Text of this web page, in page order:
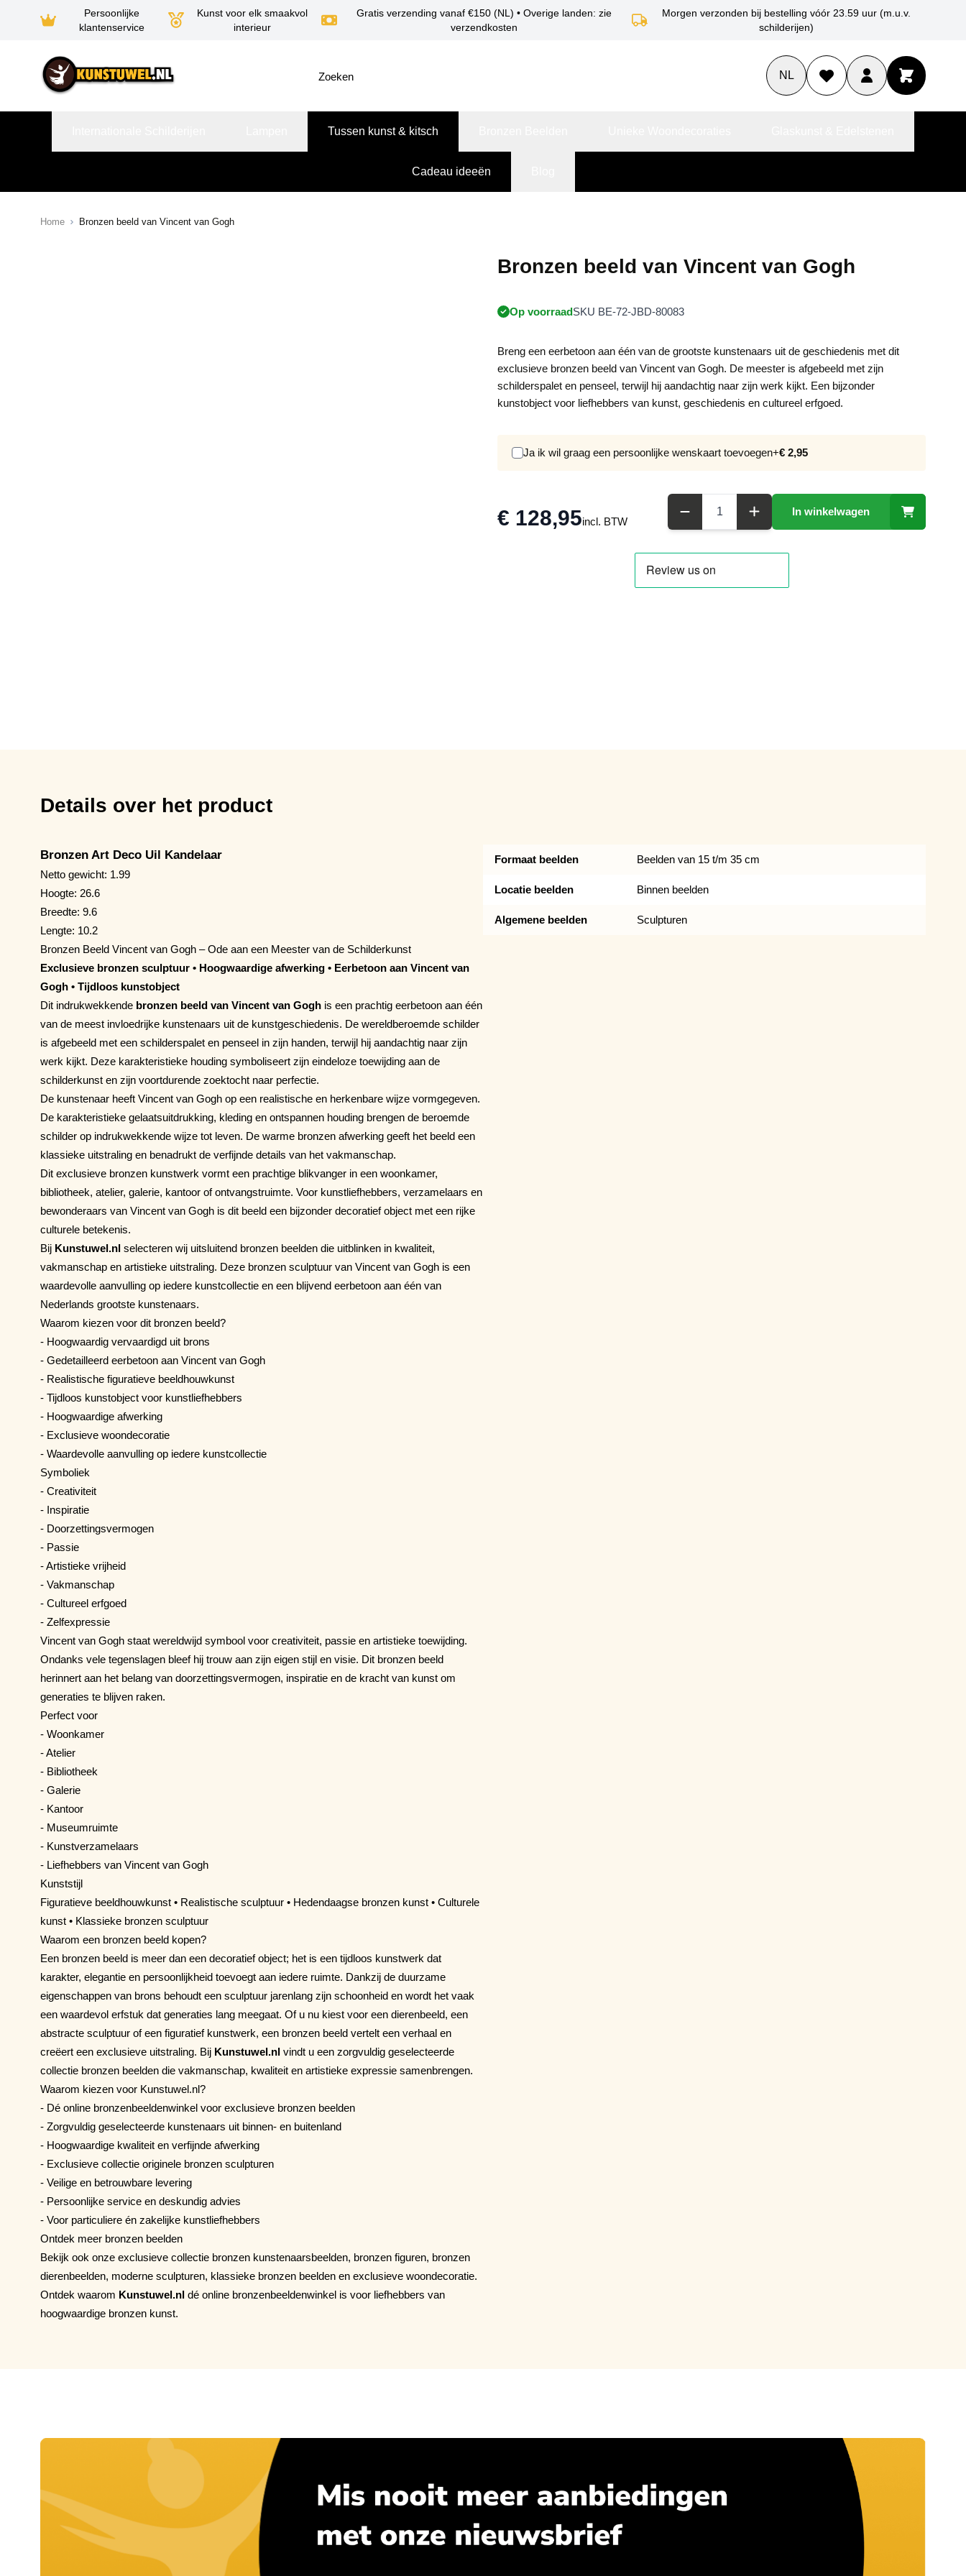
Persoonlijke
klantenservice
Kunst voor elk smaakvol
interieur
Gratis verzending vanaf €150 (NL) • Overige landen: zie
verzendkosten
Morgen verzonden bij bestelling vóór 23.59 uur (m.u.v.
schilderijen)
NL
Tussen kunst & kitsch
Cadeau ideeën
Home Bronzen beeld van Vincent van Gogh
Bronzen beeld van Vincent van Gogh
Op voorraadSKU BE-72-JBD-80083
Breng een eerbetoon aan één van de grootste kunstenaars uit de geschiedenis met dit
exclusieve bronzen beeld van Vincent van Gogh. De meester is afgebeeld met zijn
schilderspalet en penseel, terwijl hij aandachtig naar zijn werk kijkt. Een bijzonder
kunstobject voor liefhebbers van kunst, geschiedenis en cultureel erfgoed.
Ja ik wil graag een persoonlijke wenskaart toevoegen+€ 2,95
€ 128,95incl. BTW
In winkelwagen
Details over het product
Bronzen Art Deco Uil Kandelaar
Netto gewicht: 1.99
Hoogte: 26.6
Breedte: 9.6
Lengte: 10.2
Bronzen Beeld Vincent van Gogh – Ode aan een Meester van de Schilderkunst
Exclusieve bronzen sculptuur • Hoogwaardige afwerking • Eerbetoon aan Vincent van
Gogh • Tijdloos kunstobject
Dit indrukwekkende bronzen beeld van Vincent van Gogh is een prachtig eerbetoon aan één
van de meest invloedrijke kunstenaars uit de kunstgeschiedenis. De wereldberoemde schilder
is afgebeeld met een schilderspalet en penseel in zijn handen, terwijl hij aandachtig naar zijn
werk kijkt. Deze karakteristieke houding symboliseert zijn eindeloze toewijding aan de
schilderkunst en zijn voortdurende zoektocht naar perfectie.
De kunstenaar heeft Vincent van Gogh op een realistische en herkenbare wijze vormgegeven.
De karakteristieke gelaatsuitdrukking, kleding en ontspannen houding brengen de beroemde
schilder op indrukwekkende wijze tot leven. De warme bronzen afwerking geeft het beeld een
klassieke uitstraling en benadrukt de verfijnde details van het vakmanschap.
Dit exclusieve bronzen kunstwerk vormt een prachtige blikvanger in een woonkamer,
bibliotheek, atelier, galerie, kantoor of ontvangstruimte. Voor kunstliefhebbers, verzamelaars en
bewonderaars van Vincent van Gogh is dit beeld een bijzonder decoratief object met een rijke
culturele betekenis.
Bij Kunstuwel.nl selecteren wij uitsluitend bronzen beelden die uitblinken in kwaliteit,
vakmanschap en artistieke uitstraling. Deze bronzen sculptuur van Vincent van Gogh is een
waardevolle aanvulling op iedere kunstcollectie en een blijvend eerbetoon aan één van
Nederlands grootste kunstenaars.
Waarom kiezen voor dit bronzen beeld?
- Hoogwaardig vervaardigd uit brons
- Gedetailleerd eerbetoon aan Vincent van Gogh
- Realistische figuratieve beeldhouwkunst
- Tijdloos kunstobject voor kunstliefhebbers
- Hoogwaardige afwerking
- Exclusieve woondecoratie
- Waardevolle aanvulling op iedere kunstcollectie
Symboliek
- Creativiteit
- Inspiratie
- Doorzettingsvermogen
- Passie
- Artistieke vrijheid
- Vakmanschap
- Cultureel erfgoed
- Zelfexpressie
Vincent van Gogh staat wereldwijd symbool voor creativiteit, passie en artistieke toewijding.
Ondanks vele tegenslagen bleef hij trouw aan zijn eigen stijl en visie. Dit bronzen beeld
herinnert aan het belang van doorzettingsvermogen, inspiratie en de kracht van kunst om
generaties te blijven raken.
Perfect voor
- Woonkamer
- Atelier
- Bibliotheek
- Galerie
- Kantoor
- Museumruimte
- Kunstverzamelaars
- Liefhebbers van Vincent van Gogh
Kunststijl
Figuratieve beeldhouwkunst • Realistische sculptuur • Hedendaagse bronzen kunst • Culturele
kunst • Klassieke bronzen sculptuur
Waarom een bronzen beeld kopen?
Een bronzen beeld is meer dan een decoratief object; het is een tijdloos kunstwerk dat
karakter, elegantie en persoonlijkheid toevoegt aan iedere ruimte. Dankzij de duurzame
eigenschappen van brons behoudt een sculptuur jarenlang zijn schoonheid en wordt het vaak
een waardevol erfstuk dat generaties lang meegaat. Of u nu kiest voor een dierenbeeld, een
abstracte sculptuur of een figuratief kunstwerk, een bronzen beeld vertelt een verhaal en
creëert een exclusieve uitstraling. Bij Kunstuwel.nl vindt u een zorgvuldig geselecteerde
collectie bronzen beelden die vakmanschap, kwaliteit en artistieke expressie samenbrengen.
Waarom kiezen voor Kunstuwel.nl?
- Dé online bronzenbeeldenwinkel voor exclusieve bronzen beelden
- Zorgvuldig geselecteerde kunstenaars uit binnen- en buitenland
- Hoogwaardige kwaliteit en verfijnde afwerking
- Exclusieve collectie originele bronzen sculpturen
- Veilige en betrouwbare levering
- Persoonlijke service en deskundig advies
- Voor particuliere én zakelijke kunstliefhebbers
Ontdek meer bronzen beelden
Bekijk ook onze exclusieve collectie bronzen kunstenaarsbeelden, bronzen figuren, bronzen
dierenbeelden, moderne sculpturen, klassieke bronzen beelden en exclusieve woondecoratie.
Ontdek waarom Kunstuwel.nl dé online bronzenbeeldenwinkel is voor liefhebbers van
hoogwaardige bronzen kunst.
Formaat beelden Beelden van 15 t/m 35 cm
Locatie beelden Binnen beelden
Algemene beelden Sculpturen